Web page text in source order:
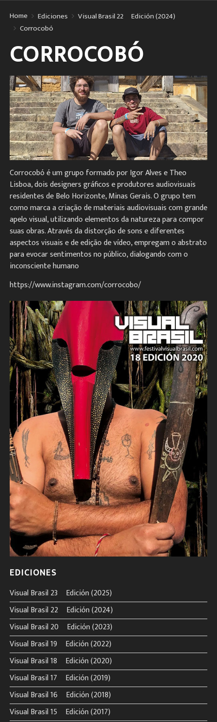
Home Ediciones
Visual Brasil 22º Edición (2024)
Corrocobó
CORROCOBÓ
Corrocobó é um grupo formado por Igor Alves e Theo
Lisboa, dois designers gráficos e produtores audiovisuais
residentes de Belo Horizonte, Minas Gerais. O grupo tem
como marca a criação de materiais audiovisuais com grande
apelo visual, utilizando elementos da natureza para compor
suas obras. Através da distorção de sons e diferentes
aspectos visuais e de edição de vídeo, empregam o abstrato
para evocar sentimentos no público, dialogando com o
inconsciente humano
https://www.instagram.com/corrocobo/
EDICIONES
Visual Brasil 23º Edición (2025)
Visual Brasil 22º Edición (2024)
Visual Brasil 20º Edición (2023)
Visual Brasil 19º Edición (2022)
Visual Brasil 18º Edición (2020)
Visual Brasil 17º Edición (2019)
Visual Brasil 16º Edición (2018)
Visual Brasil 15º Edición (2017)